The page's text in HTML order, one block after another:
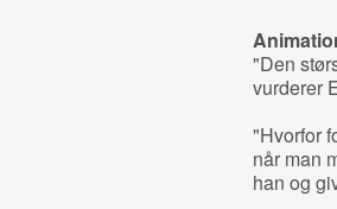
"Den
vurderer
"Hvorfor
når man
han og